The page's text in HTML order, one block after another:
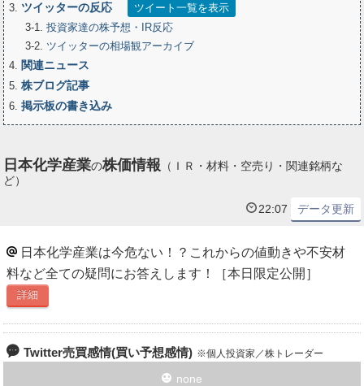
3 ツイッターの反応
ツイート一覧を表示
3-1 投資家達の株予想・IR反応
3-2 ツイッターの相場観アーカイブ
4
関連ニュース
5 株ブログ記事
6 掲示板の書き込み
日本化学産業の株価情報 （ＩＲ・材料・空売り・関連銘柄な
ど）
22:07 データ更新
日本化学産業は今危ない！？これからの値動きや不安材
料など全ての疑問にお答えします！［本日限定公開］
詳細
Twitter売買感情(買い予想感情) 個人投資家／株トレーダー
none